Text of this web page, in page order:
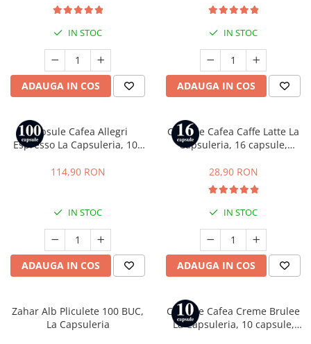
IN STOC
ADAUGA IN COS
IN STOC
ADAUGA IN COS
Capsule Cafea Allegri
Espresso La Capsuleria, 100
Nespresso
114,90 RON
IN STOC
ADAUGA IN COS
Capsule Cafea Caffe Latte La
Capsuleria, 16 capsule,
28,90 RON
IN STOC
ADAUGA IN COS
Zahar Alb Pliculete 100 BUC,
La Capsuleria
Capsule Cafea Creme Brulee
La Capsuleria, 10 capsule,